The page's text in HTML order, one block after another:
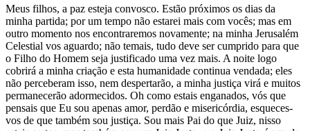
Meus filhos, a paz esteja convosco. Estão próximos os dias da
minha partida; por um tempo não estarei mais com vocês; mas em
outro momento nos encontraremos novamente; na minha Jerusalém
Celestial vos aguardo; não temais, tudo deve ser cumprido para que
o Filho do Homem seja justificado uma vez mais. A noite logo
cobrirá a minha criação e esta humanidade continua vendada; eles
não perceberam isso, nem despertarão, a minha justiça virá e muitos
permanecerão adormecidos. Oh como estais enganados, vós que
pensais que Eu sou apenas amor, perdão e misericórdia, esqueces-
vos de que também sou justiça. Sou mais Pai do que Juiz, nisso